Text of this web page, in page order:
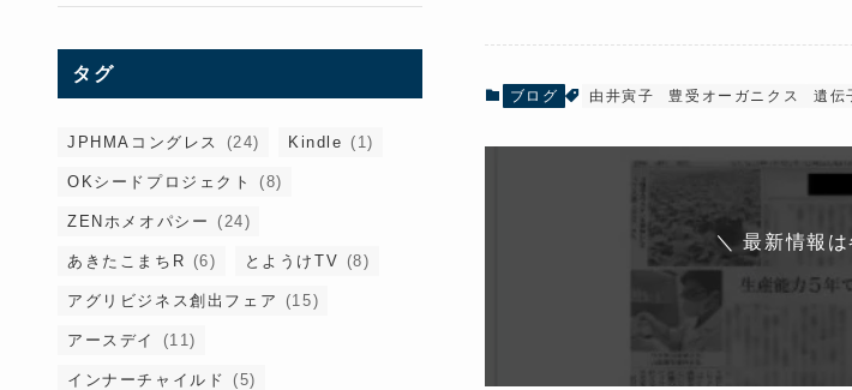
ブログ 由井寅子 豊受オーガニクス 遺伝
＼ 最新情報
タグ
JPHMAコングレス (24) Kindle (1)
OKシードプロジェクト (8)
ZENホメオパシー (24)
あきたこまちR (6) とようけTV (8)
アグリビジネス創出フェア (15)
アースデイ (11)
インナーチャイルド (5)